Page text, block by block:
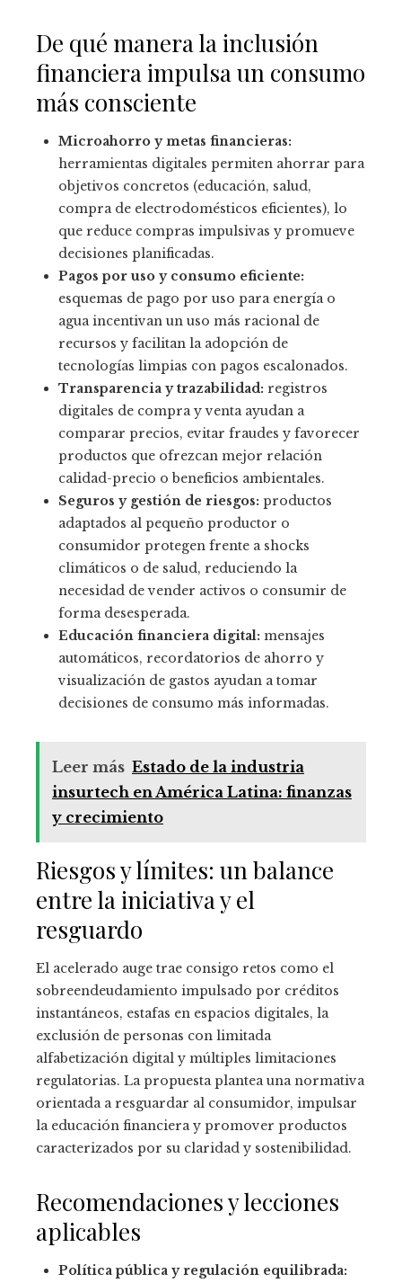
De qué manera la inclusión
financiera impulsa un consumo
más consciente
Microahorro y metas financieras:
herramientas digitales permiten ahorrar para
objetivos concretos (educación, salud,
compra de electrodomésticos eficientes), lo
que reduce compras impulsivas y promueve
decisiones planificadas.
Pagos por uso y consumo eficiente:
esquemas de pago por uso para energía o
agua incentivan un uso más racional de
recursos y facilitan la adopción de
tecnologías limpias con pagos escalonados.
Transparencia y trazabilidad: registros
digitales de compra y venta ayudan a
comparar precios, evitar fraudes y favorecer
productos que ofrezcan mejor relación
calidad-precio o beneficios ambientales.
Seguros y gestión de riesgos: productos
adaptados al pequeño productor o
consumidor protegen frente a shocks
climáticos o de salud, reduciendo la
necesidad de vender activos o consumir de
forma desesperada.
Educación financiera digital: mensajes
automáticos, recordatorios de ahorro y
visualización de gastos ayudan a tomar
decisiones de consumo más informadas.
Leer más Estado de la industria
insurtech en América Latina: finanzas
y crecimiento
Riesgos y límites: un balance
entre la iniciativa y el
resguardo
El acelerado auge trae consigo retos como el
sobreendeudamiento impulsado por créditos
instantáneos, estafas en espacios digitales, la
exclusión de personas con limitada
alfabetización digital y múltiples limitaciones
regulatorias. La propuesta plantea una normativa
orientada a resguardar al consumidor, impulsar
la educación financiera y promover productos
caracterizados por su claridad y sostenibilidad.
Recomendaciones y lecciones
aplicables
Política pública y regulación equilibrada: